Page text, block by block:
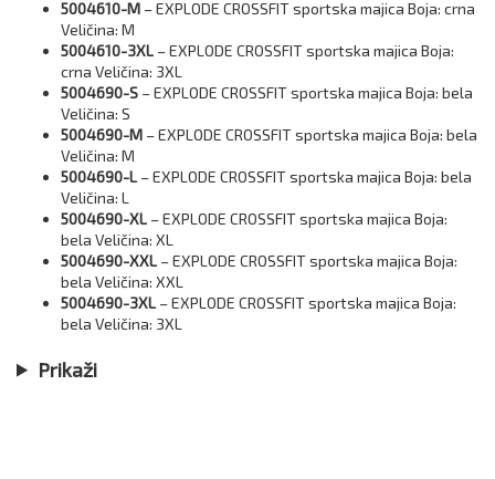
5004610-M – EXPLODE CROSSFIT sportska majica Boja: crna
Veličina: M
5004610-3XL – EXPLODE CROSSFIT sportska majica Boja:
crna Veličina: 3XL
5004690-S – EXPLODE CROSSFIT sportska majica Boja: bela
Veličina: S
5004690-M – EXPLODE CROSSFIT sportska majica Boja: bela
Veličina: M
5004690-L – EXPLODE CROSSFIT sportska majica Boja: bela
Veličina: L
5004690-XL – EXPLODE CROSSFIT sportska majica Boja:
bela Veličina: XL
5004690-XXL – EXPLODE CROSSFIT sportska majica Boja:
bela Veličina: XXL
5004690-3XL – EXPLODE CROSSFIT sportska majica Boja:
bela Veličina: 3XL
Prikaži